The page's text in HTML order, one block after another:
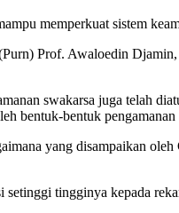
memperkuat sistem
Prof. Awaloedin
swakarsa juga telah
bentuk-bentuk pengamanan
yang disampaikan
tingginya kepada